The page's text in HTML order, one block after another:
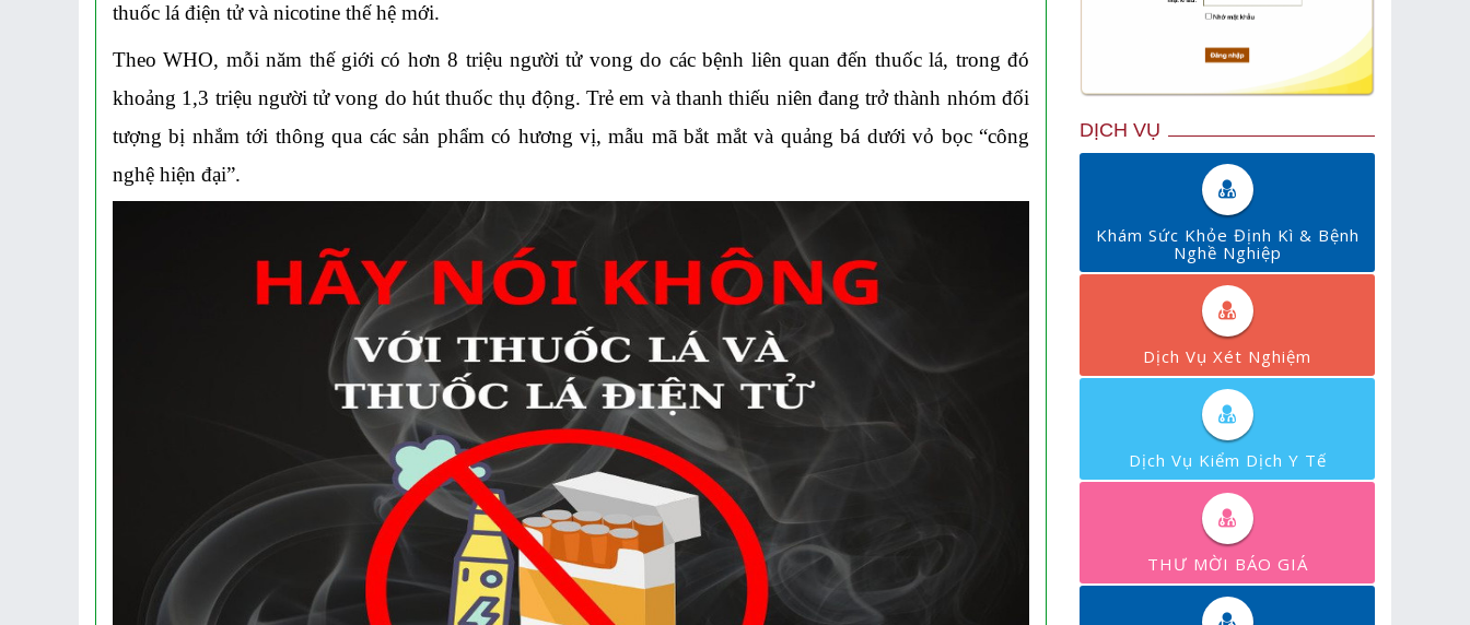
thuốc lá điện tử và nicotine thế hệ mới.
Theo WHO, mỗi năm thế giới có hơn 8 triệu người tử vong do các bệnh liên quan đến thuốc lá, trong đó
khoảng 1,3 triệu người tử vong do hút thuốc thụ động. Trẻ em và thanh thiếu niên đang trở thành nhóm đối
tượng bị nhắm tới thông qua các sản phẩm có hương vị, mẫu mã bắt mắt và quảng bá dưới vỏ bọc “công
nghệ hiện đại”.
DỊCH VỤ
Khám Sức Khỏe Định Kì & Bệnh
Nghề Nghiệp
Dịch Vụ Xét Nghiệm
Dịch Vụ Kiểm Dịch Y Tế
THƯ MỜI BÁO GIÁ